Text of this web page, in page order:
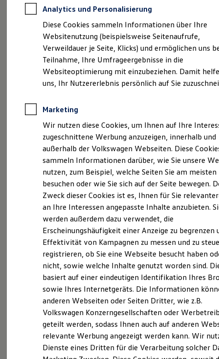
Autokredit mit Schlussrate
Versicherungen und Garantien
Kfz-Versicherung
Restschuldversicherungen
Garantien
Wartungsverträge
Geschäftskunden
Professional Class bei Volkswagen
Großkunden
Behörden
Anpfiff zum Gewinn
Elektroautos
ID. Tutorials
Elektrofahrzeugkonzepte
Reichweite
Reichweite der ID. Modelle
Reichweite im Winter
Laden
Laden unterwegs
Laden Zuhause
Ladezeitensimulator
Batterie
Sicherheit
Garantie und Lebensdauer
Nachhaltigkeit
Technologie
Kosten und Kauf
Verbrauchskosten
Kaufoptionen
E-Auto-Förderung
Software und Konnektivität
Die ID. Software 6
ID. Software Versionen und Updates
Digitale Extras
Schnittstellen zu Ihrem ID.
Impressum & Rechtliches)
Was ist der Economy Service
und wer kann ihn nutzen?
Ältere Volkswagen haben einen anderen
Servicebedarf als neue Fahrzeuge. Der Economy
Service ist speziell für Volkswagen Modelle
entwickelt worden, die älter als vier Jahre sind. Er
bietet Ihnen ein vielfältiges Leistungsspektrum mit
zeitwertgerechtem Service und hoher
Ersatzteilqualität. Die Leistungen sind durch
Fachwissen, Volkswagen Teile und langjährige
Erfahrung genau auf Ihr Fahrzeug abgestimmt und
decken nahezu alle Services ab. Die Preise sind
speziell auf das Alter Ihres Fahrzeugs ausgelegt. Bei
der Durchführung der im Serviceplan
Analytics und Personalisierung
Diese Cookies sammeln Informationen über Ihre
Websitenutzung (beispielsweise Seitenaufrufe,
Verweildauer je Seite, Klicks) und ermöglichen uns
Teilnahme, Ihre Umfrageergebnisse in die
Websiteoptimierung mit einzubeziehen. Damit
uns, Ihr Nutzererlebnis persönlich auf Sie
Marketing
Wir nutzen diese Cookies, um Ihnen auf Ihre
zugeschnittene Werbung anzuzeigen, innerhalb und
außerhalb der Volkswagen Webseiten. Diese
sammeln Informationen darüber, wie Sie unsere
nutzen, zum Beispiel, welche Seiten Sie am meisten
besuchen oder wie Sie sich auf der Seite bewegen.
Zweck dieser Cookies ist es, Ihnen für Sie
an Ihre Interessen angepasste Inhalte anzubieten.
werden außerdem dazu verwendet, die
Erscheinungshäufigkeit einer Anzeige zu begrenzen
Effektivität von Kampagnen zu messen und zu
registrieren, ob Sie eine Webseite besucht haben
nicht, sowie welche Inhalte genutzt worden sind.
basiert auf einer eindeutigen Identifikation Ihres
sowie Ihres Internetgeräts. Die Informationen
anderen Webseiten oder Seiten Dritter, wie z.B.
Volkswagen Konzerngesellschaften oder
geteilt werden, sodass Ihnen auch auf anderen
relevante Werbung angezeigt werden kann. Wir
Dienste eines Dritten für die Verarbeitung solcher